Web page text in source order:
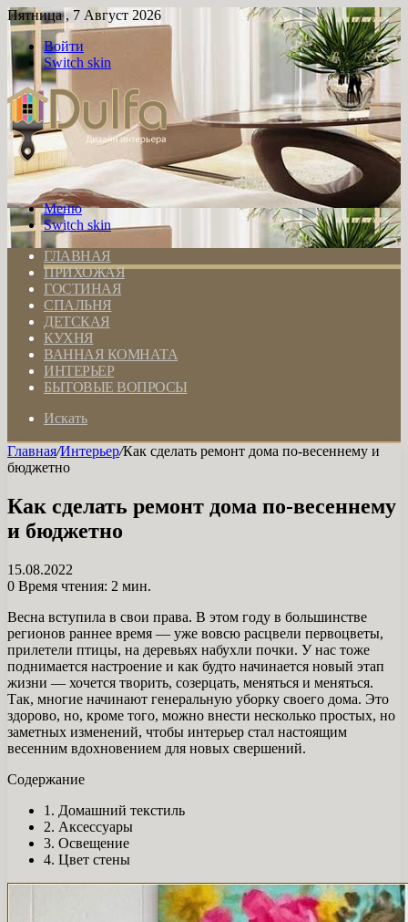
Пятница , 7 Август 2026
Войти
Switch skin
Меню
Switch skin
ГЛАВНАЯ
ПРИХОЖАЯ
ГОСТИНАЯ
СПАЛЬНЯ
ДЕТСКАЯ
КУХНЯ
ВАННАЯ КОМНАТА
ИНТЕРЬЕР
БЫТОВЫЕ ВОПРОСЫ
Искать
Главная/Интерьер/Как сделать ремонт дома по-весеннему и
бюджетно
Как сделать ремонт дома по-весеннему
и бюджетно
15.08.2022
0 Время чтения: 2 мин.
Весна вступила в свои права. В этом году в большинстве
регионов раннее время — уже вовсю расцвели первоцветы,
прилетели птицы, на деревьях набухли почки. У нас тоже
поднимается настроение и как будто начинается новый этап
жизни — хочется творить, созерцать, меняться и меняться.
Так, многие начинают генеральную уборку своего дома. Это
здорово, но, кроме того, можно внести несколько простых, но
заметных изменений, чтобы интерьер стал настоящим
весенним вдохновением для новых свершений.
Содержание
1. Домашний текстиль
2. Аксессуары
3. Освещение
4. Цвет стены